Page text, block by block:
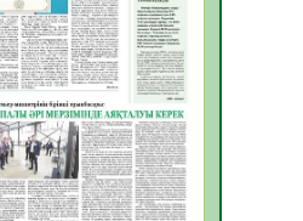
35
ауруларға
тиімділігі
35
ауруы туралы